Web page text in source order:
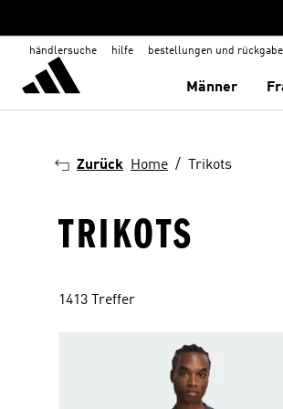
händlersuche hilfe bestellungen und rückgabe
Männer
Zurück Home Trikots
TRIKOTS
1413 Treffer